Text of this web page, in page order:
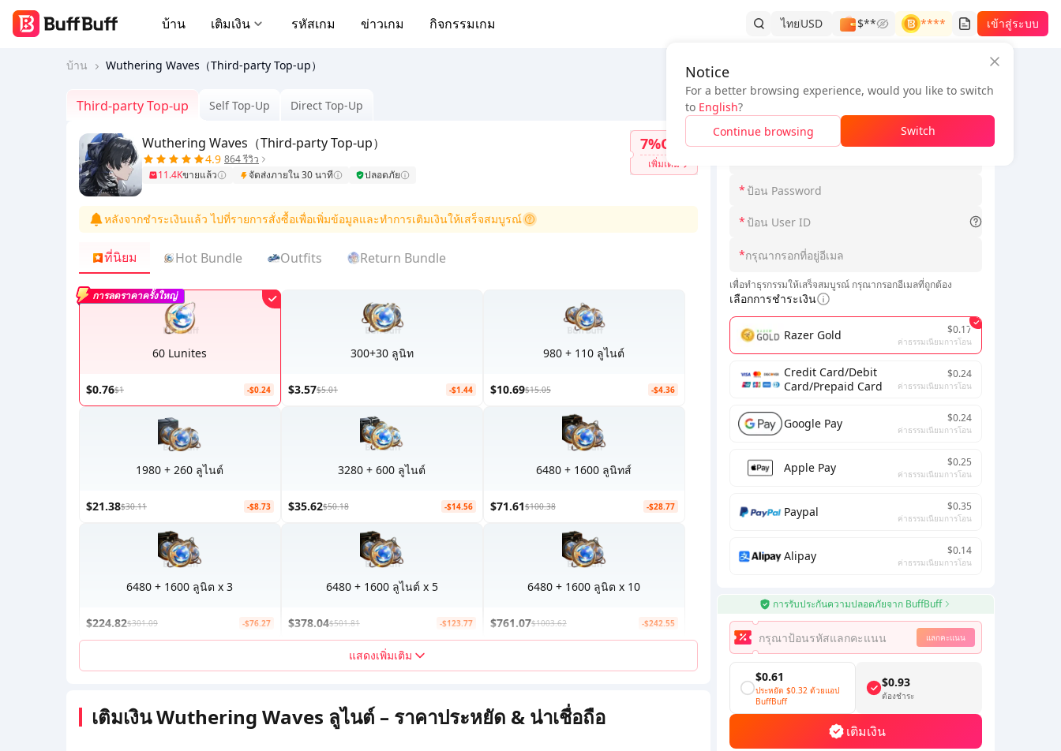
บ้าน เติมเงิน รหัสเกม ข่าวเกม กิจกรรมเกม ไทยUSD $** **** เข้าสู่ระบบ
บ้าน Wuthering Waves（Third-party Top-up）
ข้อมูลคำสั่งซื้อ
*เลือก Serverid
*
*
*
เพื่อทำธุรกรรมให้เสร็จสมบูรณ์ กรุณากรอกอีเมลที่ถูกต้อง
เลือกการชำระเงิน
Razer Gold $0.17
ค่าธรรมเนียมการโอน
Credit Card/Debit
Card/Prepaid Card
$0.24
ค่าธรรมเนียมการโอน
Google Pay $0.24
ค่าธรรมเนียมการโอน
Apple Pay $0.25
ค่าธรรมเนียมการโอน
Paypal $0.35
ค่าธรรมเนียมการโอน
Alipay $0.14
ค่าธรรมเนียมการโอน
การรับประกันความปลอดภัยจาก BuffBuff
แลกคะแนน
$0.61
ประหยัด $0.32 ด้วยแอป
BuffBuff
$0.93
ต้องชำระ
เติมเงิน
Third-party Top-up Self Top-Up Direct Top-Up
Wuthering Waves（Third-party Top-up）
4.9 864 รีวิว
11.4Kขายแล้ว จัดส่งภายใน 30 นาที ปลอดภัย
7%OFF
เพิ่มเติม
หลังจากชำระเงินแล้ว ไปที่รายการสั่งซื้อเพื่อเพิ่มข้อมูลและทำการเติมเงินให้เสร็จสมบูรณ์
ที่นิยม Hot Bundle Outfits Return Bundle
60 Lunites
$0.76$1 -$0.24
การลดราคาครั้งใหญ่
300+30 ลูนิท
$3.57$5.01 -$1.44
980 + 110 ลูไนต์
$10.69$15.05 -$4.36
1980 + 260 ลูไนต์
$21.38$30.11 -$8.73
3280 + 600 ลูไนต์
$35.62$50.18 -$14.56
6480 + 1600 ลูนิทส์
$71.61$100.38 -$28.77
6480 + 1600 ลูนิต x 3
$224.82$301.09 -$76.27
6480 + 1600 ลูไนต์ x 5
$378.04$501.81 -$123.77
6480 + 1600 ลูนิต x 10
$761.07$1003.62 -$242.55
แสดงเพิ่มเติม
เติมเงิน Wuthering Waves ลูไนต์ – ราคาประหยัด & น่าเชื่อถือ
Notice
For a better browsing experience, would you like to switch
to English?
Continue browsing
Switch